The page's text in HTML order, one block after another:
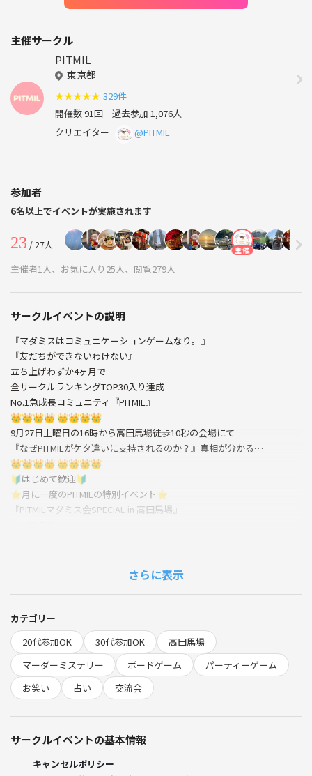
主催サークル
PITMIL
東京都
★★★★★ 329件
開催数 91回 過去参加 1,076人
クリエイター
@PITMIL
参加者
6名以上でイベントが実施されます
23 / 27人 主催
主催者1人、お気に入り25人、閲覧279人
サークルイベントの説明
『マダミスはコミュニケーションゲームなり。』
『友だちができないわけない』
立ち上げわずか4ヶ月で
全サークルランキングTOP30入り達成
No.1急成長コミュニティ『PITMIL』
👑👑👑👑 👑👑👑👑
9月27日土曜日の16時から高田馬場徒歩10秒の会場にて
『なぜPITMILがケタ違いに支持されるのか？』真相が分かる…
👑👑👑👑 👑👑👑👑
🔰はじめて歓迎🔰
⭐️月に一度のPITMILの特別イベント⭐️
『PITMILマダミス会SPECIAL in 高田馬場』
🎙️プチお笑いライブもします🎙️
集まったメンツで大量の作品（約50作品）から
やりたい作品を選んで遊びます。
（※作品は全作新規購入しております）
‼️
夜の部は
定例会だけの特別企画
🔮占い師がやってくる、占い放題🔮
さらに表示
カテゴリー
20代参加OK
30代参加OK
高田馬場
マーダーミステリー
ボードゲーム
パーティーゲーム
お笑い
占い 交流会
サークルイベントの基本情報
キャンセルポリシー